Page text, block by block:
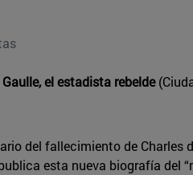
Gaulle, el estadista rebelde
del fallecimiento de Charles
esta nueva biografía del